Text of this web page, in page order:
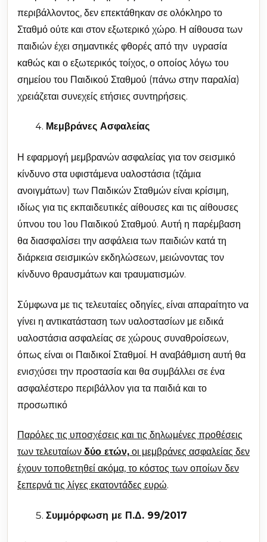
περιβάλλοντος, δεν επεκτάθηκαν σε ολόκληρο το
Σταθμό ούτε και στον εξωτερικό χώρο. Η αίθουσα των
παιδιών έχει σημαντικές φθορές από την υγρασία
καθώς και ο εξωτερικός τοίχος, ο οποίος λόγω του
σημείου του Παιδικού Σταθμού (πάνω στην παραλία)
χρειάζεται συνεχείς ετήσιες συντηρήσεις.
Μεμβράνες Ασφαλείας
Η εφαρμογή μεμβρανών ασφαλείας για τον σεισμικό
κίνδυνο στα υφιστάμενα υαλοστάσια (τζάμια
ανοιγμάτων) των Παιδικών Σταθμών είναι κρίσιμη,
ιδίως για τις εκπαιδευτικές αίθουσες και τις αίθουσες
ύπνου του 1ου Παιδικού Σταθμού. Αυτή η παρέμβαση
θα διασφαλίσει την ασφάλεια των παιδιών κατά τη
διάρκεια σεισμικών εκδηλώσεων, μειώνοντας τον
κίνδυνο θραυσμάτων και τραυματισμών.
Σύμφωνα με τις τελευταίες οδηγίες, είναι απαραίτητο να
γίνει η αντικατάσταση των υαλοστασίων με ειδικά
υαλοστάσια ασφαλείας σε χώρους συναθροίσεων,
όπως είναι οι Παιδικοί Σταθμοί. Η αναβάθμιση αυτή θα
ενισχύσει την προστασία και θα συμβάλλει σε ένα
ασφαλέστερο περιβάλλον για τα παιδιά και το
προσωπικό
Παρόλες τις υποσχέσεις και τις δηλωμένες προθέσεις
των τελευταίων δύο ετών, οι μεμβράνες ασφαλείας δεν
έχουν τοποθετηθεί ακόμα, το κόστος των οποίων δεν
ξεπερνά τις λίγες εκατοντάδες ευρώ.
Συμμόρφωση με Π.Δ. 99/2017